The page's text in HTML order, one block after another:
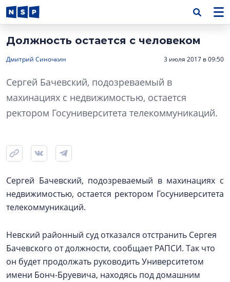
Должность остается с человеком
Дмитрий Синочкин 3 июля 2017 в 09:50
Сергей Бачевский, подозреваемый в
махинациях с недвижимостью, остается
ректором Госуниверситета телекоммуникаций.
Сергей Бачевский, подозреваемый в махинациях с
недвижимостью, остается ректором Госуниверситета
телекоммуникаций.
Невский районный суд отказался отстранить Сергея
Бачевского от должности, сообщает РАПСИ. Так что
он будет продолжать руководить Университетом
имени Бонч-Бруевича, находясь под домашним